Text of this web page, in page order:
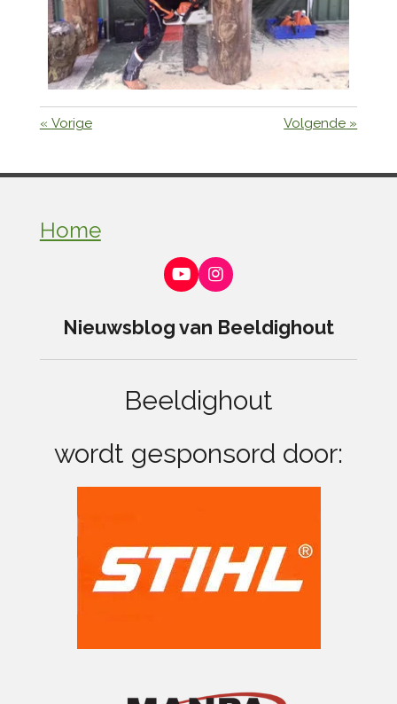
« Vorige Volgende »
Home
Y
o
T
b
I
n
g
a
m
Nieuwsblog van Beeldighout
Beeldighout
wordt gesponsord door: